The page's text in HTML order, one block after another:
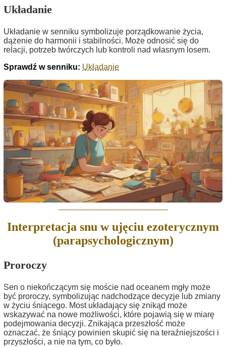
Układanie
Układanie w senniku symbolizuje porządkowanie życia,
dążenie do harmonii i stabilności. Może odnosić się do
relacji, potrzeb twórczych lub kontroli nad własnym losem.
Sprawdź w senniku: Układanie
Interpretacja snu w ujęciu ezoterycznym
(parapsychologicznym)
Proroczy
Sen o niekończącym się moście nad oceanem mgły może
być proroczy, symbolizując nadchodzące decyzje lub zmiany
w życiu śniącego. Most układający się znikąd może
wskazywać na nowe możliwości, które pojawią się w miarę
podejmowania decyzji. Znikająca przeszłość może
oznaczać, że śniący powinien skupić się na teraźniejszości i
przyszłości, a nie na tym, co było.